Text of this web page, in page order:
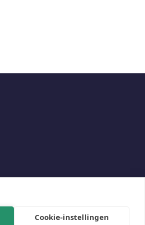
Cookie-instellingenSocial